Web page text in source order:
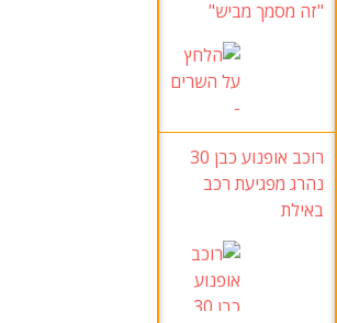
"זה מסמך מביש"
רוכב אופנוע כבן 30
נהרג מפגיעת רכב
באילת